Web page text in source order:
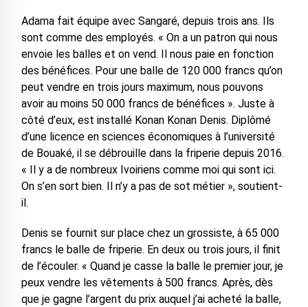
Adama fait équipe avec Sangaré, depuis trois ans. Ils
sont comme des employés. « On a un patron qui nous
envoie les balles et on vend. Il nous paie en fonction
des bénéfices. Pour une balle de 120 000 francs qu’on
peut vendre en trois jours maximum, nous pouvons
avoir au moins 50 000 francs de bénéfices ». Juste à
côté d’eux, est installé Konan Konan Denis. Diplômé
d’une licence en sciences économiques à l’université
de Bouaké, il se débrouille dans la friperie depuis 2016.
« Il y a de nombreux Ivoiriens comme moi qui sont ici.
On s’en sort bien. Il n’y a pas de sot métier », soutient-
il.
Denis se fournit sur place chez un grossiste, à 65 000
francs le balle de friperie. En deux ou trois jours, il finit
de l’écouler. « Quand je casse la balle le premier jour, je
peux vendre les vêtements à 500 francs. Après, dès
que je gagne l’argent du prix auquel j’ai acheté la balle,